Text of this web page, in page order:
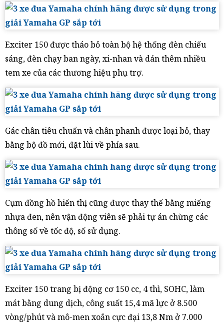
Exciter 150 được tháo bỏ toàn bộ hệ thống đèn chiếu
sáng, đèn chạy ban ngày, xi-nhan và dán thêm nhiều
tem xe của các thương hiệu phụ trợ.
Gác chân tiêu chuẩn và chân phanh được loại bỏ, thay
bằng bộ đồ mới, đặt lùi về phía sau.
Cụm đồng hồ hiển thị cũng được thay thế bằng miếng
nhựa đen, nên vận động viên sẽ phải tự án chừng các
thông số về tốc độ, số sử dụng.
Exciter 150 trang bị động cơ 150 cc, 4 thì, SOHC, làm
mát bằng dung dịch, công suất 15,4 mã lực ở 8.500
vòng/phút và mô-men xoắn cực đại 13,8 Nm ở 7.000